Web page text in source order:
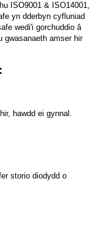
ISO9001 & ISO14001,
yn dderbyn cyfluniad
wedi'i gorchuddio â
gwasanaeth amser hir
hawdd ei gynnal.
storio diodydd o